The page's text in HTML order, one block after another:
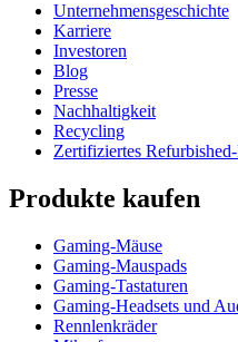
Unternehmensgeschichte
Karriere
Investoren
Blog
Presse
Nachhaltigkeit
Recycling
Zertifiziertes
Produkte kaufen
Gaming-Mäuse
Gaming-Mauspads
Gaming-Tastaturen
Gaming-Headsets und
Rennlenkräder